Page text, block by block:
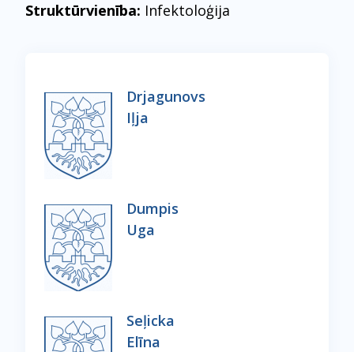
Struktūrvienība: Infektoloģija
Drjagunovs
Iļja
Dumpis
Uga
Seļicka
Elīna